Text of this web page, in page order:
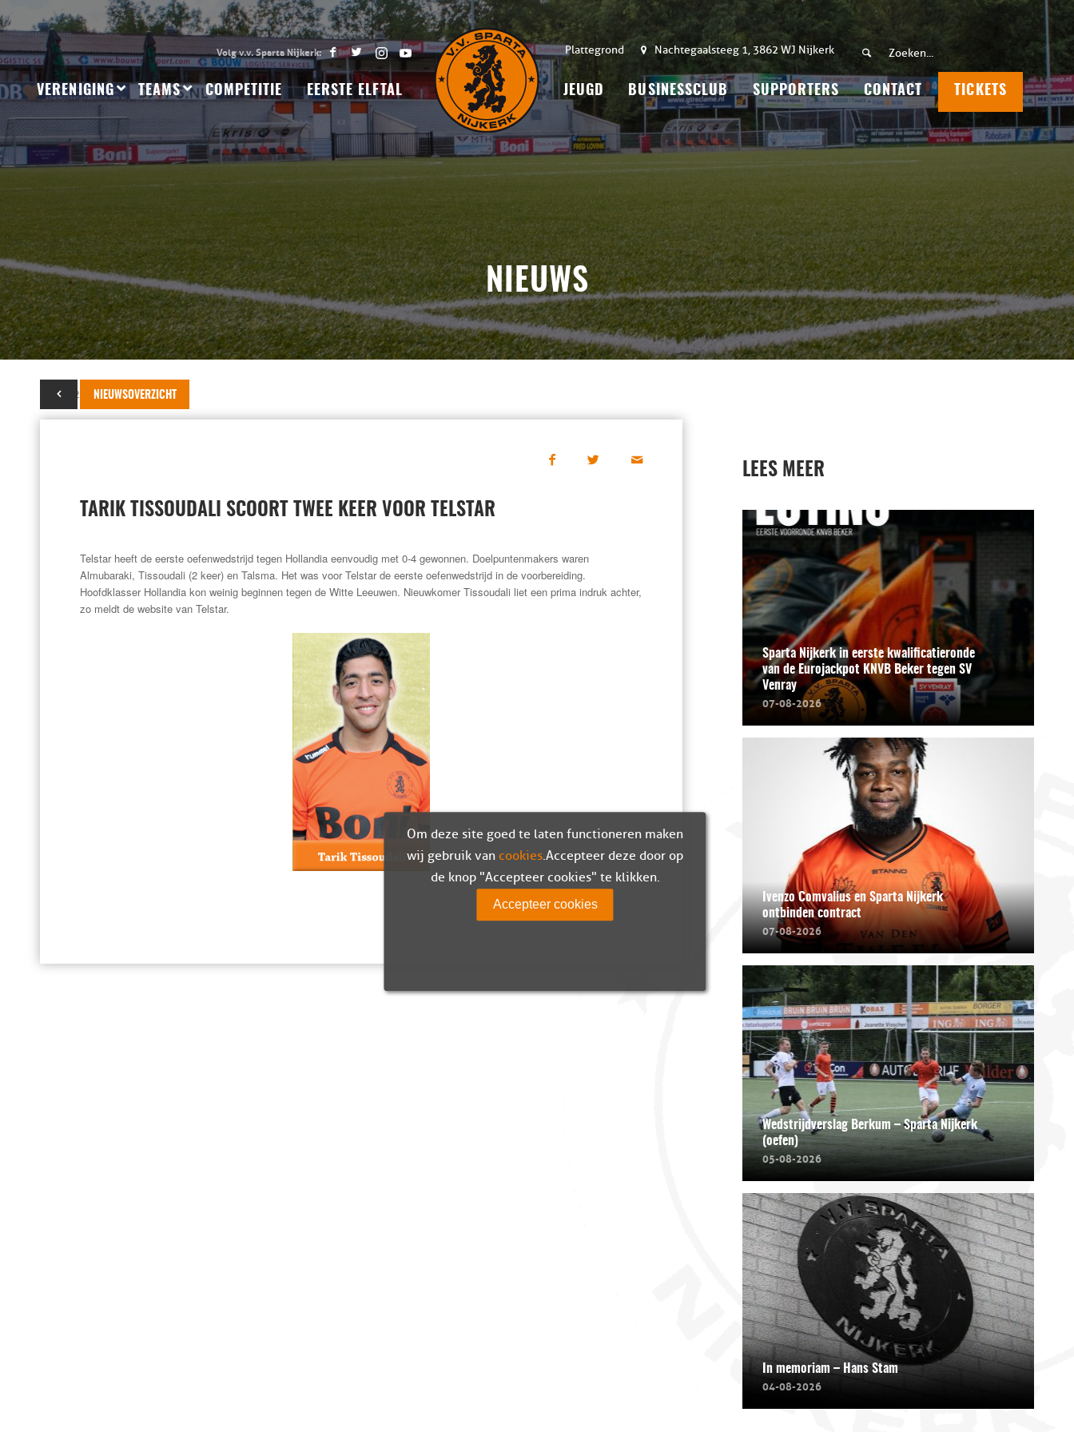
Plattegrond Nachtegaalsteeg 1, 3862 WJ Nijkerk
VERENIGING TEAMS COMPETITIE EERSTE ELFTAL JEUGD BUSINESSCLUB SUPPORTERS CONTACT TICKETS
NIEUWS
NIEUWSOVERZICHT
07 juli 2014
TARIK TISSOUDALI SCOORT TWEE KEER VOOR TELSTAR
Telstar heeft de eerste oefenwedstrijd tegen Hollandia eenvoudig met 0-4 gewonnen. Doelpuntenmakers waren
Almubaraki, Tissoudali (2 keer) en Talsma. Het was voor Telstar de eerste oefenwedstrijd in de voorbereiding.
Hoofdklasser Hollandia kon weinig beginnen tegen de Witte Leeuwen. Nieuwkomer Tissoudali liet een prima indruk achter,
zo meldt de website van Telstar.
LEES MEER
Sparta Nijkerk in eerste kwalificatieronde
van de Eurojackpot KNVB Beker tegen SV
Venray
07-08-2026
Ivenzo Comvalius en Sparta Nijkerk
ontbinden contract
07-08-2026
Wedstrijdverslag Berkum – Sparta Nijkerk
(oefen)
05-08-2026
In memoriam – Hans Stam
04-08-2026
Om deze site goed te laten functioneren maken
wij gebruik van cookies. Accepteer deze door op
de knop "Accepteer cookies" te klikken.
Accepteer cookies